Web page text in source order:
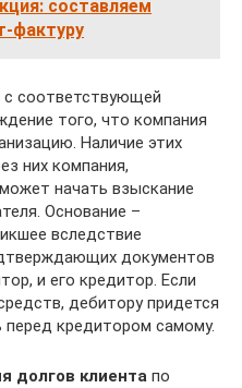
составляем
фактуру
с соответствующей
того, что компания
Наличие этих
них компания,
начать взыскание
Основание –
вследствие
документов
и его кредитор. Если
дебитору придется
кредитором самому.
долгов клиента по